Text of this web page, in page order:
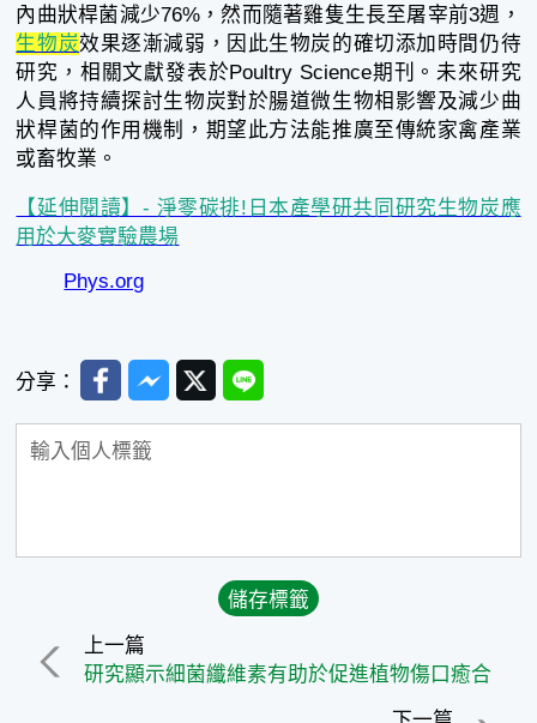
內曲狀桿菌減少76%，然而隨著雞隻生長至屠宰前3週，
生物炭效果逐漸減弱，因此生物炭的確切添加時間仍待
研究，相關文獻發表於Poultry Science期刊。未來研究
人員將持續探討生物炭對於腸道微生物相影響及減少曲
狀桿菌的作用機制，期望此方法能推廣至傳統家禽產業
或畜牧業。
【延伸閱讀】- 淨零碳排!日本產學研共同研究生物炭應
用於大麥實驗農場
Phys.org
分享： FacebookMessenger
TwitterLine
上一篇
研究顯示細菌纖維素有助於促進植物傷口癒合